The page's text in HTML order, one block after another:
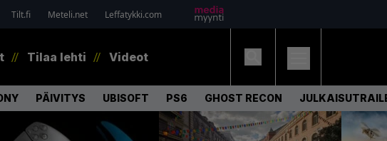
Tilt.fi Meteli.net Leffatykki.com
Tilaa lehti Videot
PÄIVITYS UBISOFT PS6 GHOST RECON